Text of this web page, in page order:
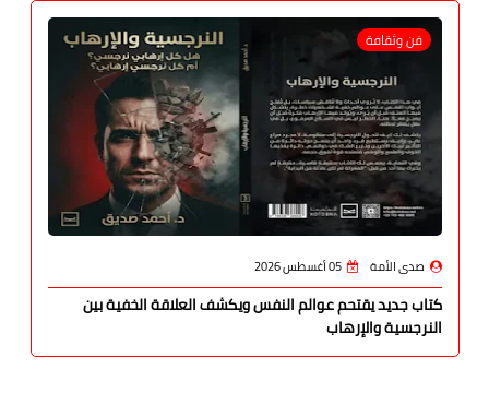
فن وثقافة
صدى الأمة 05 أغسطس 2026
كتاب جديد يقتحم عوالم النفس ويكشف العلاقة الخفية بين
النرجسية والإرهاب